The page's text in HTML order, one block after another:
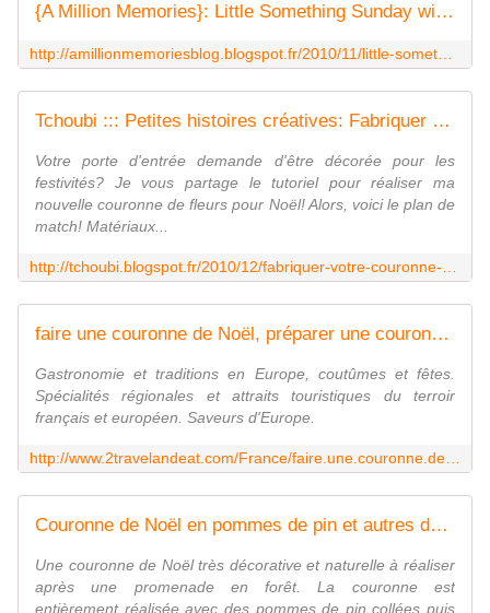
{A Million Memories}: Little Something Sunday with Larissa Albernaz
Tchoubi ::: Petites histoires créatives: Fabriquer votre couronne de Noël !
Votre porte d'entrée demande d'être décorée pour les
festivités? Je vous partage le tutoriel pour réaliser ma
nouvelle couronne de fleurs pour Noël! Alors, voici le plan de
match! Matériaux...
faire une couronne de Noël, préparer une couronne de Noël avec des fruits secs du raphia du pain d épices des fleurs séchées, decoration de Plats Gastronomie, recettes de cuisine et traditions en Europe. Information et Tourisme Européen.
Gastronomie et traditions en Europe, coutûmes et fêtes.
Spécialités régionales et attraits touristiques du terroir
français et européen. Saveurs d'Europe.
Couronne de Noël en pommes de pin et autres décorations naturelles
Une couronne de Noël très décorative et naturelle à réaliser
après une promenade en forêt. La couronne est
entièrement réalisée avec des pommes de pin collées puis